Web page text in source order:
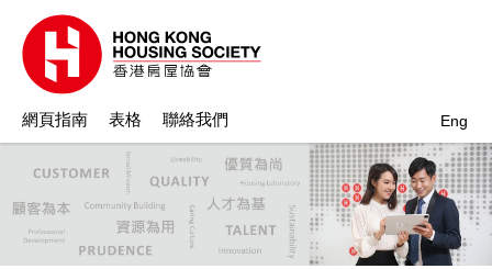
網頁指南 表格 聯絡我們 Eng